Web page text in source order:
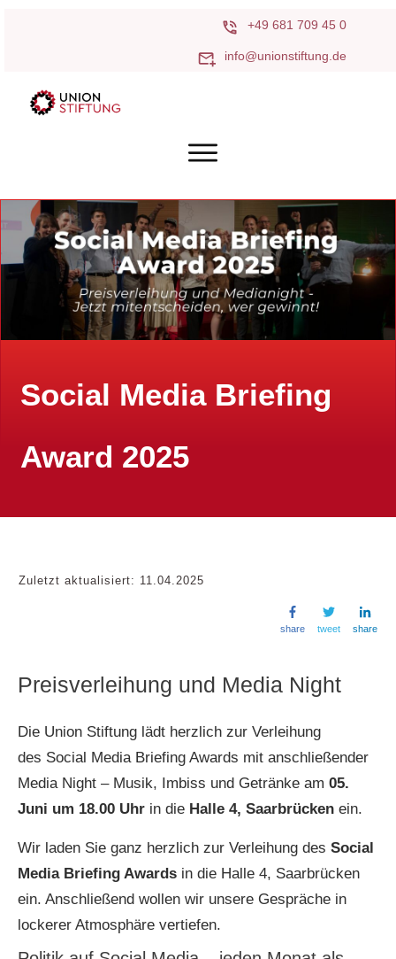
+49 681 709 45 0
info@unionstiftung.de
Social Media Briefing
Award 2025
Zuletzt aktualisiert: 11.04.2025
share tweet share
Preisverleihung und Media Night
Die Union Stiftung lädt herzlich zur Verleihung
des Social Media Briefing Awards mit anschließender
Media Night – Musik, Imbiss und Getränke am 05.
Juni um 18.00 Uhr in die Halle 4, Saarbrücken ein.
Wir laden Sie ganz herzlich zur Verleihung des Social
Media Briefing Awards in die Halle 4, Saarbrücken
ein. Anschließend wollen wir unsere Gespräche in
lockerer Atmosphäre vertiefen.